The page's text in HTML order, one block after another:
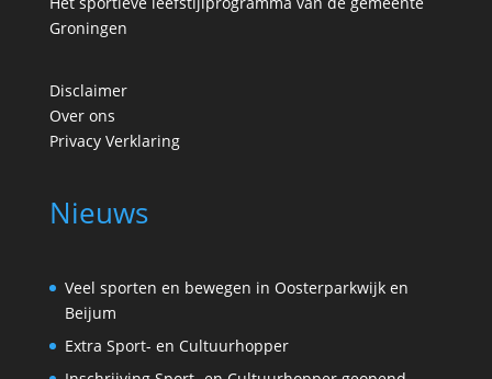
Groningen
Disclaimer
Over ons
Privacy Verklaring
Nieuws
Veel sporten en bewegen in Oosterparkwijk en
Beijum
Extra Sport- en Cultuurhopper